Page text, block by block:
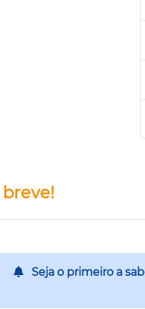
Seja o primeiro a